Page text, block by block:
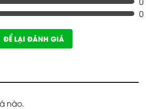
0
ĐỂ LẠI ĐÁNH GIÁ
nào.